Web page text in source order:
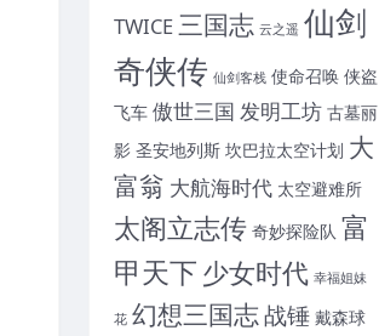
TWICE三国志 云之遥 仙剑
奇侠传 仙剑客栈 使命召唤 侠盗
飞车 傲世三国 发明工坊 古墓丽
影 圣安地列斯 坎巴拉太空计划 大
富翁 大航海时代 太空避难所
太阁立志传 奇妙探险队 富
甲天下 少女时代 幸福姐妹
花 幻想三国志战锤 戴森球